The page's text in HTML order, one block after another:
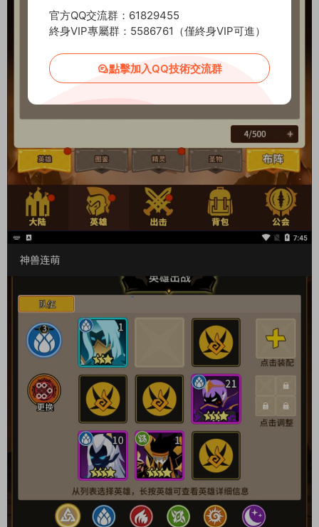
官方QQ交流群：61829455
終身VIP專屬群：5586761（僅終身VIP可進）
點擊加入QQ技術交流群